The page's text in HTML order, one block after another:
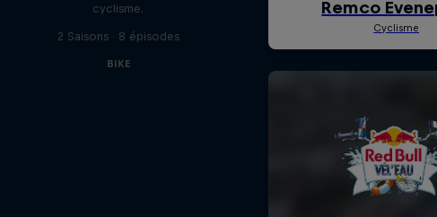
cyclisme.
2 Saisons · 8 épisodes
BIKE